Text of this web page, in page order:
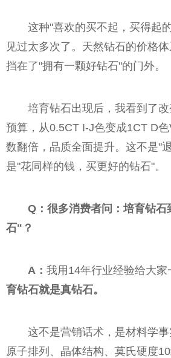
这种"喜欢的买不起，买得起
见过太多次了。天然钻石的价格
挡在了"拥有一颗好钻石"的门外。
培育钻石出现后，我看到了
预算，从0.5CT I-J色变成1CT D
数翻倍，品质全面提升。这不是"
是"花同样的钱，买更好的钻石"。
Q：很多消费者问：培育钻
石"？
A： 我用14年行业经验给大
育钻石就是真钻石。
这不是营销话术，是材料学
原子排列、晶体结构、莫氏硬度